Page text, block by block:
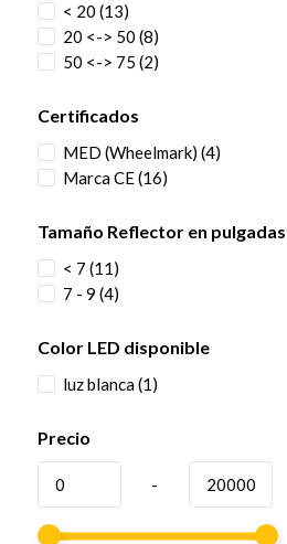
< 20 (13)
20 <-> 50 (8)
50 <-> 75 (2)
Certificados
MED (Wheelmark) (4)
Marca CE(16)
Tamaño Reflector en pulgadas
< 7 (11)
7 - 9 (4)
Color LED disponible
luz blanca(1)
Precio
-